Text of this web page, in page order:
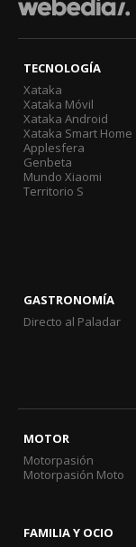
TECNOLOGÍA
Xataka
Xataka Móvil
Xataka Android
Xataka Smart Home
Applesfera
Genbeta
Mundo Xiaomi
Territorio S
GASTRONOMÍA
Directo al Paladar
MOTOR
Motorpasión
Motorpasión Moto
FAMILIA Y OCIO